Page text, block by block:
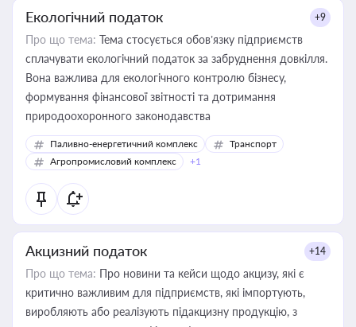
Екологічний податок +9
Про що тема: Тема стосується обов’язку підприємств
сплачувати екологічний податок за забруднення довкілля.
Вона важлива для екологічного контролю бізнесу,
формування фінансової звітності та дотримання
природоохоронного законодавства
Паливно-енергетичний комплекс
Транспорт
Агропромисловий комплекс
+1
Акцизний податок +14
Про що тема: Про новини та кейси щодо акцизу, які є
критично важливим для підприємств, які імпортують,
виробляють або реалізують підакцизну продукцію, з